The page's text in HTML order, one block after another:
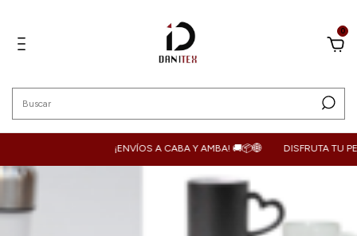
0
¡ENVÍOS A CABA Y AMBA! 🚚📦🌐 DISFRUTA TU PEDIDO